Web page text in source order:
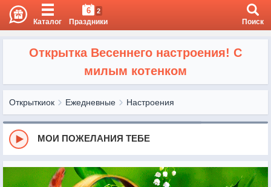
Каталог
6 2
Праздники Поиск
Открытка Весеннего настроения! С
милым котенком
Открыткиок Ежедневные Настроения
МОИ ПОЖЕЛАНИЯ ТЕБЕ